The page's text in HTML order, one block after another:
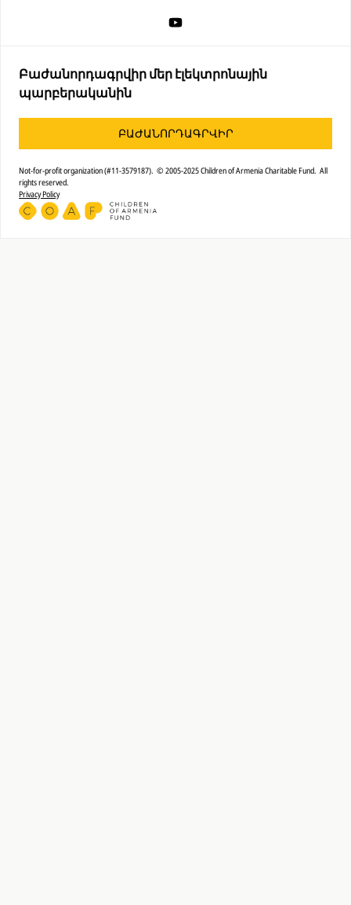
Բաժանորդագրվիր մեր էլեկտրոնային
պարբերականին
ԲԱԺԱՆՈՐԴԱԳՐՎԻՐ
Not-for-profit organization (#11-3579187). © 2005-2025 Children of Armenia Charitable Fund. All
rights reserved.
Privacy Policy